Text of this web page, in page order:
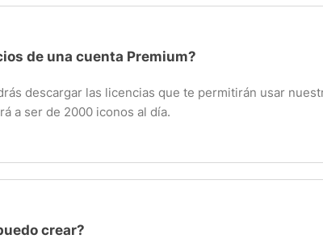
de una cuenta Premium?
descargar las licencias que te permitirán usar
a ser de 2000 iconos al día.
crear?